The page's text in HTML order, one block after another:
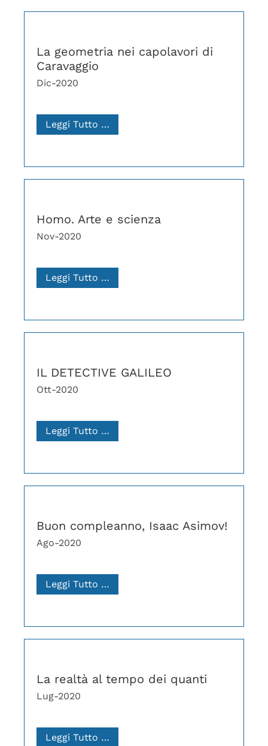
La geometria nei capolavori di
Caravaggio
Dic-2020
Leggi Tutto …
Homo. Arte e scienza
Nov-2020
Leggi Tutto …
IL DETECTIVE GALILEO
Ott-2020
Leggi Tutto …
Buon compleanno, Isaac Asimov!
Ago-2020
Leggi Tutto …
La realtà al tempo dei quanti
Lug-2020
Leggi Tutto …